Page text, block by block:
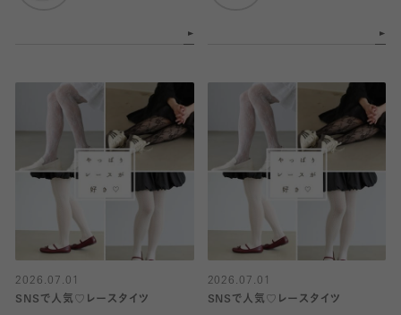
2026.07.01
SNSで人気♡レースタイツ
2026.07.01
SNSで人気♡レースタイツ